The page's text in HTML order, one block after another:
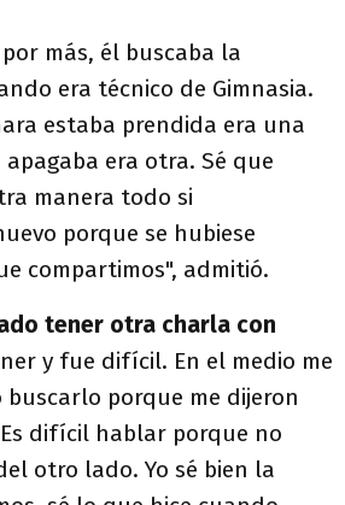
más, él buscaba la
era técnico de Gimnasia.
estaba prendida era una
era otra. Sé que
manera todo si
porque se hubiese
compartimos", admitió.
tener otra charla con
y fue difícil. En el medio me
buscarlo porque me dijeron
difícil hablar porque no
otro lado. Yo sé bien la